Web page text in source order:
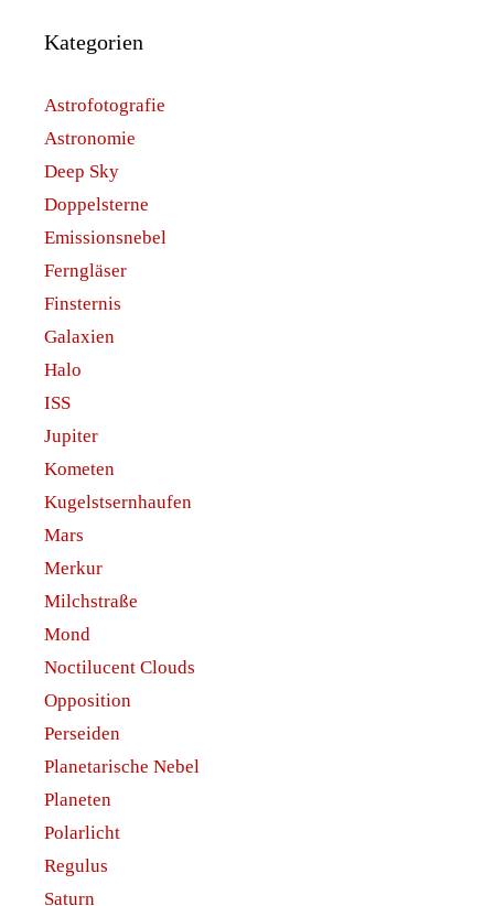
Kategorien
Astrofotografie
Astronomie
Deep Sky
Doppelsterne
Emissionsnebel
Ferngläser
Finsternis
Galaxien
Halo
ISS
Jupiter
Kometen
Kugelstsernhaufen
Mars
Merkur
Milchstraße
Mond
Noctilucent Clouds
Opposition
Perseiden
Planetarische Nebel
Planeten
Polarlicht
Regulus
Saturn